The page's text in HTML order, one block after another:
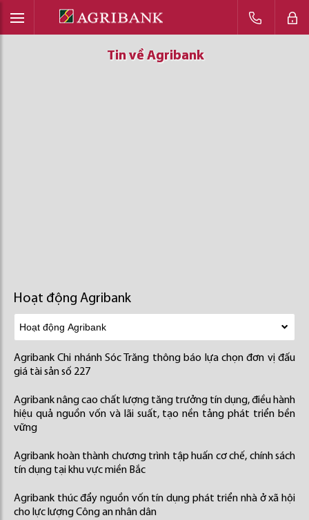
Tin về Agribank
Tin về Agribank
Tin về Agribank
Hoạt động Agribank
Agribank Chi nhánh Sóc Trăng thông báo lựa chọn đơn vị đấu
giá tài sản số 227
Agribank nâng cao chất lượng tăng trưởng tín dụng, điều hành
hiệu quả nguồn vốn và lãi suất, tạo nền tảng phát triển bền
vững
Agribank hoàn thành chương trình tập huấn cơ chế, chính sách
tín dụng tại khu vực miền Bắc
Agribank thúc đẩy nguồn vốn tín dụng phát triển nhà ở xã hội
cho lực lượng Công an nhân dân